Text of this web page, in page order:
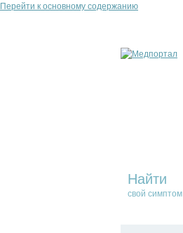
Перейти к основному содержанию
Найти
свой симптом